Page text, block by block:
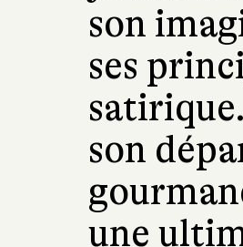
son
ses
son
une